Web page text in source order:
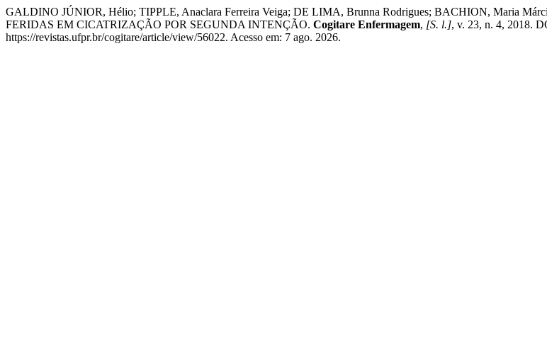
GALDINO JÚNIOR, Hélio; TIPPLE, Anaclara Ferreira Veiga; DE LIMA, Brunna Rodrigues; BACHION, Maria
FERIDAS EM CICATRIZAÇÃO POR SEGUNDA INTENÇÃO. Cogitare Enfermagem, [S. l.], v. 23, n. 4, 2018.
https://revistas.ufpr.br/cogitare/article/view/56022. Acesso em: 7 ago. 2026.